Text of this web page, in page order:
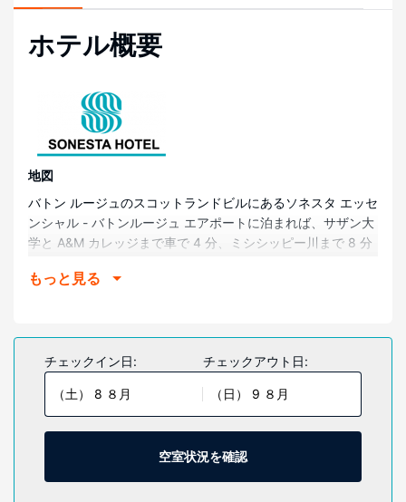
ホテル概要
地図
バトン ルージュのスコットランドビルにあるソネスタ エッセ
ンシャル - バトンルージュ エアポートに泊まれば、サザン大
学と A&M カレッジまで車で 4 分、ミシシッピー川まで 8 分
まで 15.2 km、レイジング ケーン リバー センターまで 12.8
全部で 77 ある冷房完備の客室には冷蔵庫、電子レンジなど
が備わっており、ゆっくりおくつろぎいただけます。43 イン
チの薄型テレビでケーブルをご覧いただけるほか、WiFi (無
料)などもご利用いただけます。バスルームには、浴槽または
シャワー、ヘアドライヤーがあります。デスク、コーヒー /
ティーメーカーの他に、市内通話 (無料)付きの電話をご利用
いただけます。
もっと見る
チェックイン日:
（土） 8 ８月
チェックアウト日:
（日） 9 ８月
空室状況を確認